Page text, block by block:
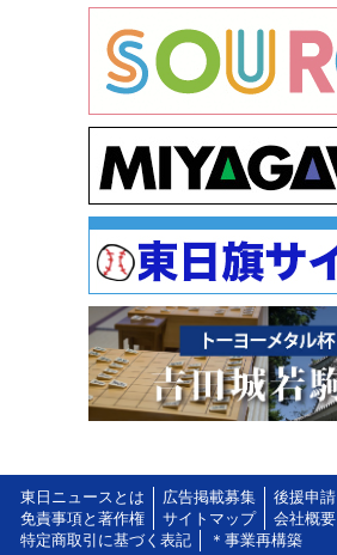
東日ニュースとは 広告掲載募集 後援申請
免責事項と著作権
サイトマップ 会社概要
特定商取引に基づく表記
＊事業再構築